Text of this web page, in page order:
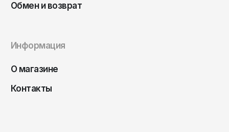
Обмен и возврат
Информация
О магазине
Контакты